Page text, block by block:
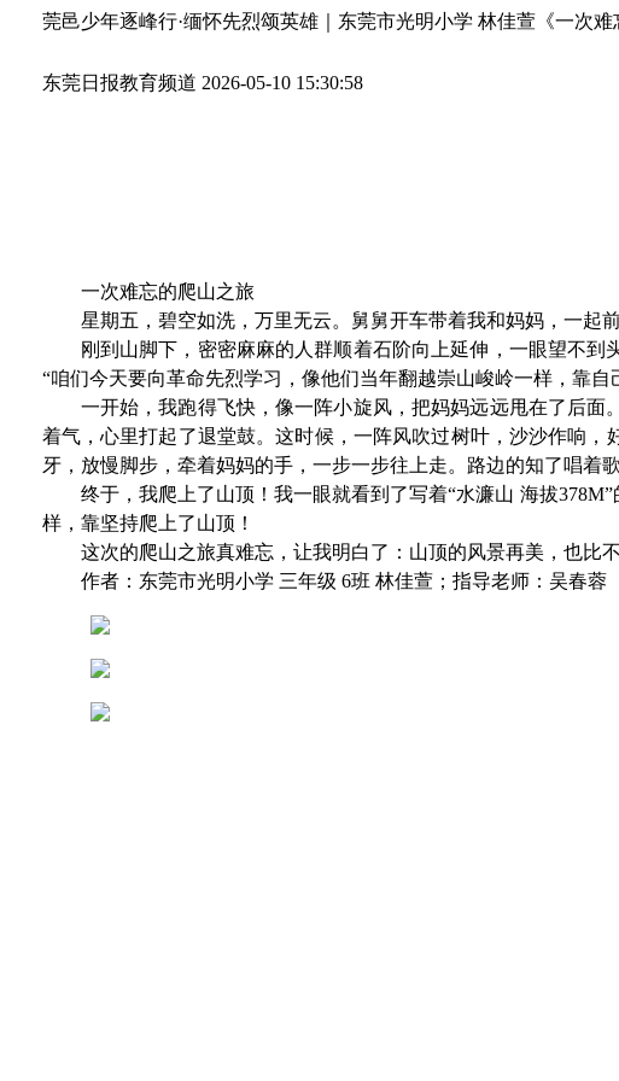
莞邑少年逐峰行·缅怀先烈颂英雄｜东莞市光明小学 林佳萱《一次难
东莞日报教育频道 2026-05-10 15:30:58
一次难忘的爬山之旅
星期五，碧空如洗，万里无云。舅舅开车带着我和妈妈，一起
刚到山脚下，密密麻麻的人群顺着石阶向上延伸，一眼望不
“咱们今天要向革命先烈学习，像他们当年翻越崇山峻岭一样，靠
一开始，我跑得飞快，像一阵小旋风，把妈妈远远甩在了后
着气，心里打起了退堂鼓。这时候，一阵风吹过树叶，沙沙作响
牙，放慢脚步，牵着妈妈的手，一步一步往上走。路边的知了唱着
终于，我爬上了山顶！我一眼就看到了写着“水濂山 海拔
样，靠坚持爬上了山顶！
这次的爬山之旅真难忘，让我明白了：山顶的风景再美，也比
作者：东莞市光明小学 三年级 6班 林佳萱；指导老师：吴春蓉